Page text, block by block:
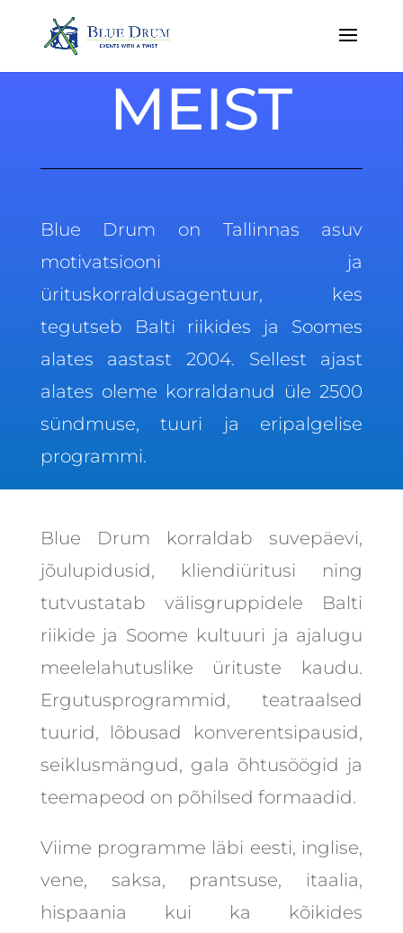
MEIST
Blue Drum on Tallinnas asuv
motivatsiooni ja
ürituskorraldusagentuur, kes
tegutseb Balti riikides ja Soomes
alates aastast 2004. Sellest ajast
alates oleme korraldanud üle 2500
sündmuse, tuuri ja eripalgelise
programmi.
Blue Drum korraldab suvepäevi,
jõulupidusid, kliendiüritusi ning
tutvustatab välisgruppidele Balti
riikide ja Soome kultuuri ja ajalugu
meelelahutuslike ürituste kaudu.
Ergutusprogrammid, teatraalsed
tuurid, lõbusad konverentsipausid,
seiklusmängud, gala õhtusöögid ja
teemapeod on põhilsed formaadid.
Viime programme läbi eesti, inglise,
vene, saksa, prantsuse, itaalia,
hispaania kui ka kõikides